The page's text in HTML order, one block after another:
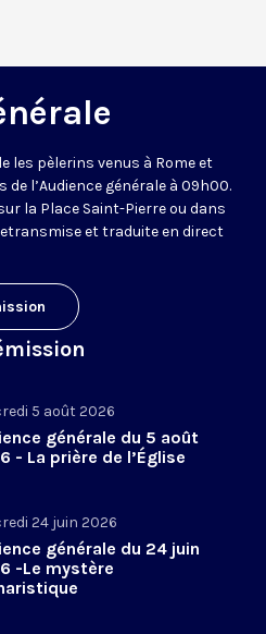
les pèlerins venus à Rome et
l’Audience générale à 09h00.
la Place Saint-Pierre ou dans
et traduite en direct
5 août 2026
générale du 5 août
- La prière de l’Église
24 juin 2026
générale du 24 juin
-Le mystère